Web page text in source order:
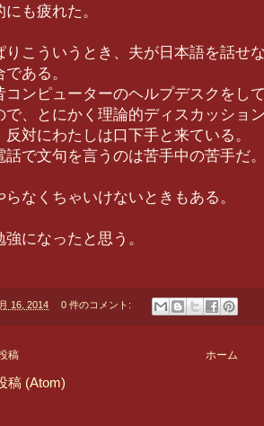
も疲れた。
りこういうとき、夫が日本語を話せ
ある。
コンピューターのヘルプデスクをし
で、とにかく理論的ディスカッショ
反対にわたしは口下手と来ている。
話で文句を言うのは苦手中の苦手だ
らなくちゃいけないときもある。
強になったと思う。
16, 2014 0 件のコメント:
稿 ホーム
稿 (Atom)